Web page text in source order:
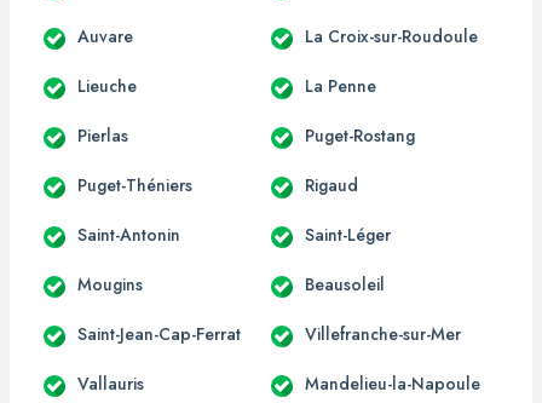
Auvare La Croix-sur-Roudoule
Lieuche La Penne
Pierlas Puget-Rostang
Puget-Théniers Rigaud
Saint-Antonin Saint-Léger
Mougins Beausoleil
Saint-Jean-Cap-Ferrat Villefranche-sur-Mer
Vallauris Mandelieu-la-Napoule